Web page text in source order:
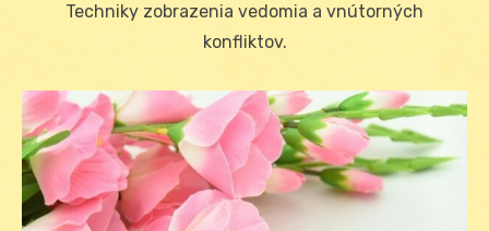
Techniky zobrazenia vedomia a vnútorných
konfliktov.